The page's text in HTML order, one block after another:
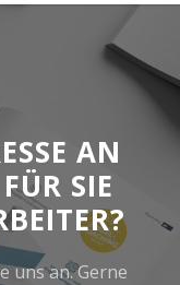
AN
SIE
uns an. Gerne